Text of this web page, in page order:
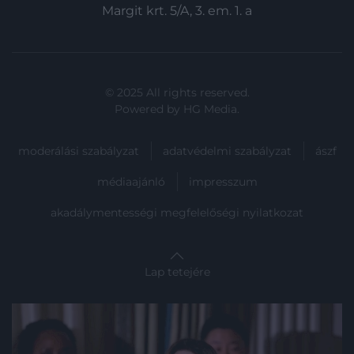
Margit krt. 5/A, 3. em. 1. a
© 2025 All rights reserved.
Powered by HG Media.
moderálási szabályzat adatvédelmi szabályzat ászf
médiaajánló impresszum
akadálymentességi megfelelőségi nyilatkozat
Lap tetejére